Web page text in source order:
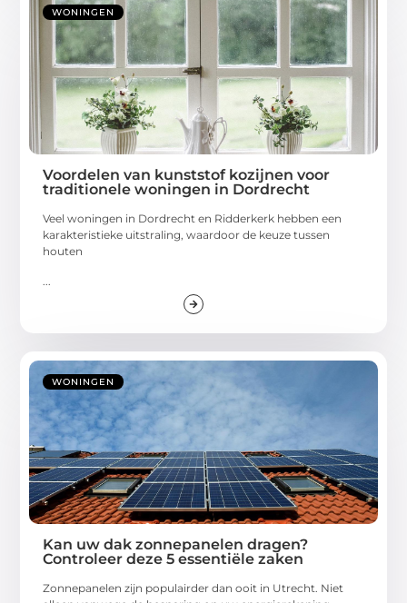
WONINGEN
Voordelen van kunststof kozijnen voor
traditionele woningen in Dordrecht
Veel woningen in Dordrecht en Ridderkerk hebben een
karakteristieke uitstraling, waardoor de keuze tussen
houten
WONINGEN
Kan uw dak zonnepanelen dragen?
Controleer deze 5 essentiële zaken
Zonnepanelen zijn populairder dan ooit in Utrecht. Niet